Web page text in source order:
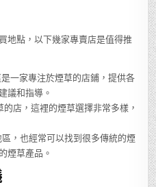
地點，以下幾家專賣店是值得推
是一家專注於煙草的店鋪，提供各
議和指導。
的店，這裡的煙草選擇非常多樣，
區，也經常可以找到很多傳統的煙
煙草產品。